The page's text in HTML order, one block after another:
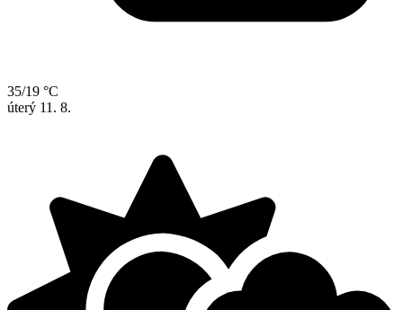
35/19 °C
úterý 11. 8.